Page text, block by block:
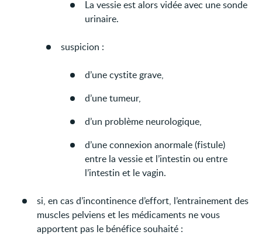
La vessie est alors vidée avec une sonde
urinaire.
suspicion :
d’une cystite grave,
d’une tumeur,
d’un problème neurologique,
d’une connexion anormale (fistule)
entre la vessie et l’intestin ou entre
l’intestin et le vagin.
si, en cas d’incontinence d’effort, l’entrainement des
muscles pelviens et les médicaments ne vous
apportent pas le bénéfice souhaité :